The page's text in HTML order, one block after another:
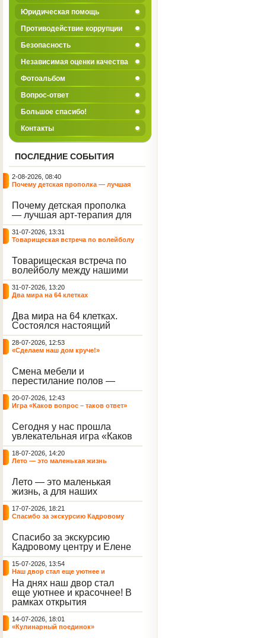
Юридическая помощь
Противодействие коррупции
Безопасность
Независимая оценки качества
Фотоальбом
Вопрос-ответ
Большое спасибо!
Контакты
ПОСЛЕДНИЕ СОБЫТИЯ
2-08-2026, 08:40
Почему детская прополка — лучшая
Почему детская прополка
— лучшая арт-терапия для
воспитателя?
31-07-2026, 13:31
Товарищеская встреча по волейболу
Товарищеская встреча по
волейболу между нашими
воспитанниками и
сельскими ребятами.
31-07-2026, 13:20
Два мира на 64 клетках
Два мира на 64 клетках.
Состоялся настоящий
интеллектуальный
праздник — турнир по
шахматам и шашкам.
небывалый ажиотаж среди
воспитанников, превратив
тихие залы центра в арену
напряжённых поединков,
громких аплодисментов и
жарких обсуждений.
28-07-2026, 12:53
«Сделаем наш дом круче!»
Смена мебели и
перестилание полов —
дело рук профессионалов.
А вот создание настоящего
домашнего уюта — задача
этой неделе ребята взяли
инициативу в свои руки и
устроили масштабную
генеральную уборку
жилого корпуса.
20-07-2026, 12:43
Игра «Каков вопрос – таков ответ»
Сегодня у нас прошла
увлекательная игра «Каков
вопрос – таков ответ»,
которая собрала самых
любознательных
игры выступил наш
воспитанник - Константин
Н., который по праву носит
звание самого читающего
и эрудированного
участника наших
мероприятий.
18-07-2026, 14:20
Лето — это маленькая жизнь
Лето — это маленькая
жизнь, а для наших
воспитанниц оно
наполнено открытиями. В
один из теплых дней мы
пластилин, книги и конечно
же телефоны, чтобы
отправиться на небольшую
цветочную охоту в
ближайший луг.
17-07-2026, 18:21
Спасибо за экскурсию Кадровому
Спасибо за экскурсию
Кадровому центру и Елене
Романовне за тёплую
встречу.
15-07-2026, 13:54
Наш двор стал еще уютнее и
красочнее!
На днях наш двор стал
еще уютнее и красочнее! В
рамках открытия
Социальной гостиной
нашего Центра, перед
воспитанниками была
14-07-2026, 18:01
«Кулинарный поединок»